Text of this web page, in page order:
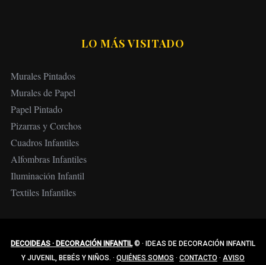
LO MÁS VISITADO
Murales Pintados
Murales de Papel
Papel Pintado
Pizarras y Corchos
Cuadros Infantiles
Alfombras Infantiles
Iluminación Infantil
Textiles Infantiles
DECOIDEAS · DECORACIÓN INFANTIL© ·
IDEAS DE DECORACIÓN INFANTIL
Y JUVENIL, BEBÉS Y NIÑOS. · QUIÉNES SOMOS · CONTACTO · AVISO